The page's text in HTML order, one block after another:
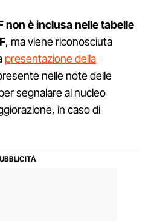
non è inclusa nelle tabelle
, ma viene riconosciuta
presentazione della
nelle note delle
segnalare al nucleo
in caso di